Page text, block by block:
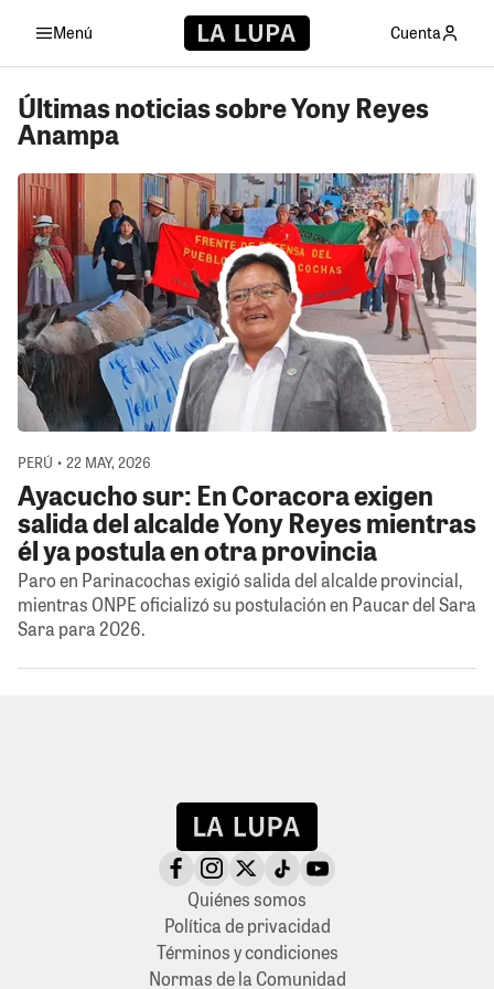
Menú Cuenta
Últimas noticias sobre Yony Reyes
Anampa
PERÚ • 22 MAY, 2026
Ayacucho sur: En Coracora exigen
salida del alcalde Yony Reyes mientras
él ya postula en otra provincia
Paro en Parinacochas exigió salida del alcalde provincial,
mientras ONPE oficializó su postulación en Paucar del Sara
Sara para 2026.
Quiénes somos
Política de privacidad
Términos y condiciones
Normas de la Comunidad